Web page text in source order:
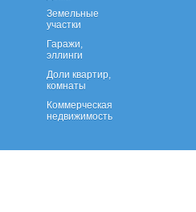
Земельные
участки
Гаражи,
эллинги
Доли квартир,
комнаты
Коммерческая
недвижимость